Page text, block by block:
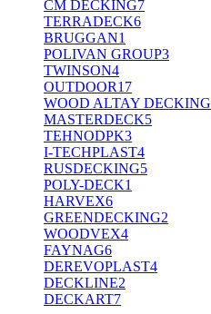
CM DECKING7
TERRADECK6
BRUGGAN1
POLIVAN GROUP3
TWINSON4
OUTDOOR17
WOOD ALTAY DECKING
MASTERDECK5
TEHNODPK3
I-TECHPLAST4
RUSDECKING5
POLY-DECK1
HARVEX6
GREENDECKING2
WOODVEX4
FAYNAG6
DEREVOPLAST4
DECKLINE2
DECKART7